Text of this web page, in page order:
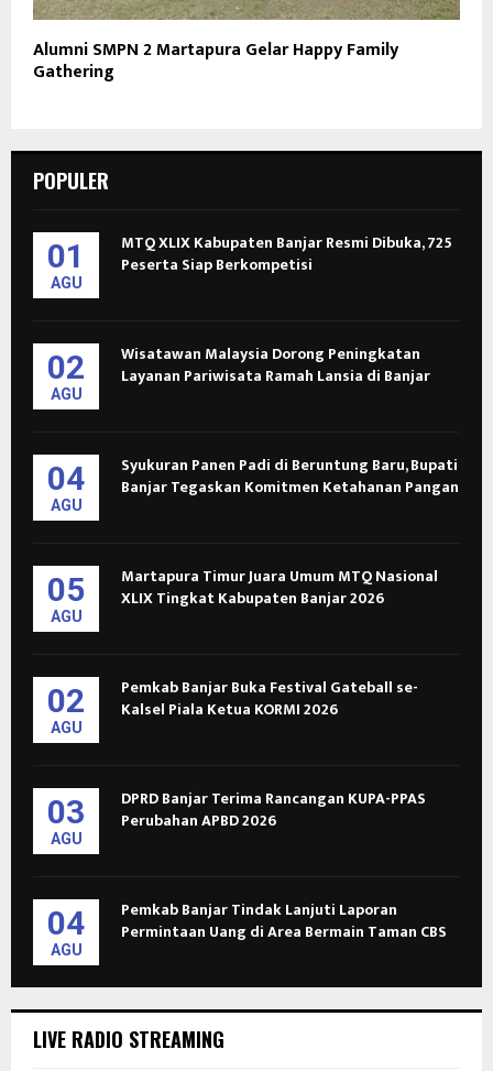
Alumni SMPN 2 Martapura Gelar Happy Family
Gathering
POPULER
01
AGU
MTQ XLIX Kabupaten Banjar Resmi Dibuka, 725
Peserta Siap Berkompetisi
02
AGU
Wisatawan Malaysia Dorong Peningkatan
Layanan Pariwisata Ramah Lansia di Banjar
04
AGU
Syukuran Panen Padi di Beruntung Baru, Bupati
Banjar Tegaskan Komitmen Ketahanan Pangan
05
AGU
Martapura Timur Juara Umum MTQ Nasional
XLIX Tingkat Kabupaten Banjar 2026
02
AGU
Pemkab Banjar Buka Festival Gateball se-
Kalsel Piala Ketua KORMI 2026
03
AGU
DPRD Banjar Terima Rancangan KUPA-PPAS
Perubahan APBD 2026
04
AGU
Pemkab Banjar Tindak Lanjuti Laporan
Permintaan Uang di Area Bermain Taman CBS
LIVE RADIO STREAMING